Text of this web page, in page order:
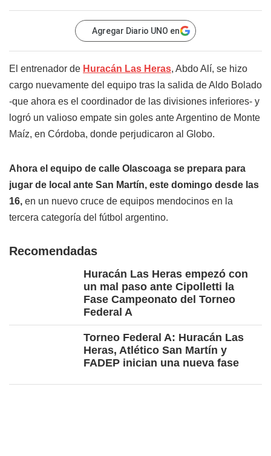
Agregar Diario UNO en
El entrenador de Huracán Las Heras, Abdo Alí, se hizo
cargo nuevamente del equipo tras la salida de Aldo Bolado
-que ahora es el coordinador de las divisiones inferiores- y
logró un valioso empate sin goles ante Argentino de Monte
Maíz, en Córdoba, donde perjudicaron al Globo.
Ahora el equipo de calle Olascoaga se prepara para
jugar de local ante San Martín, este domingo desde las
16, en un nuevo cruce de equipos mendocinos en la
tercera categoría del fútbol argentino.
Recomendadas
Huracán Las Heras empezó con
un mal paso ante Cipolletti la
Fase Campeonato del Torneo
Federal A
Torneo Federal A: Huracán Las
Heras, Atlético San Martín y
FADEP inician una nueva fase